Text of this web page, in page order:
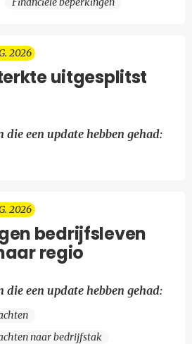
2026
uitgesplitst
die een update hebben gehad:
2026
bedrijfsleven
regio
die een update hebben gehad:
naar bedrijfstak